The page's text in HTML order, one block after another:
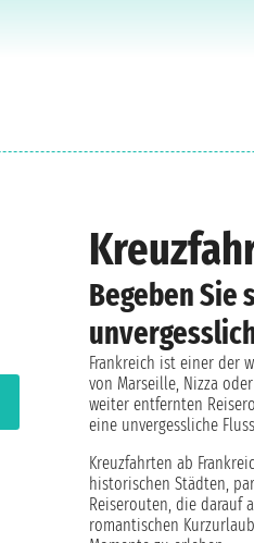
Begeben Sie
Frankreich ist einer der
von Marseille, Nizza
weiter entfernten
eine unvergessliche
Kreuzfahrten ab
historischen Städten,
Reiserouten, die darauf
romantischen